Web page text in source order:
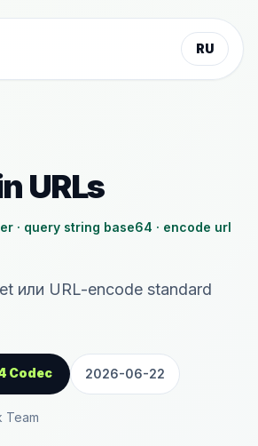
RU
URLs
· query string base64 · encode url
или URL-encode standard
Codec 2026-06-22
Team